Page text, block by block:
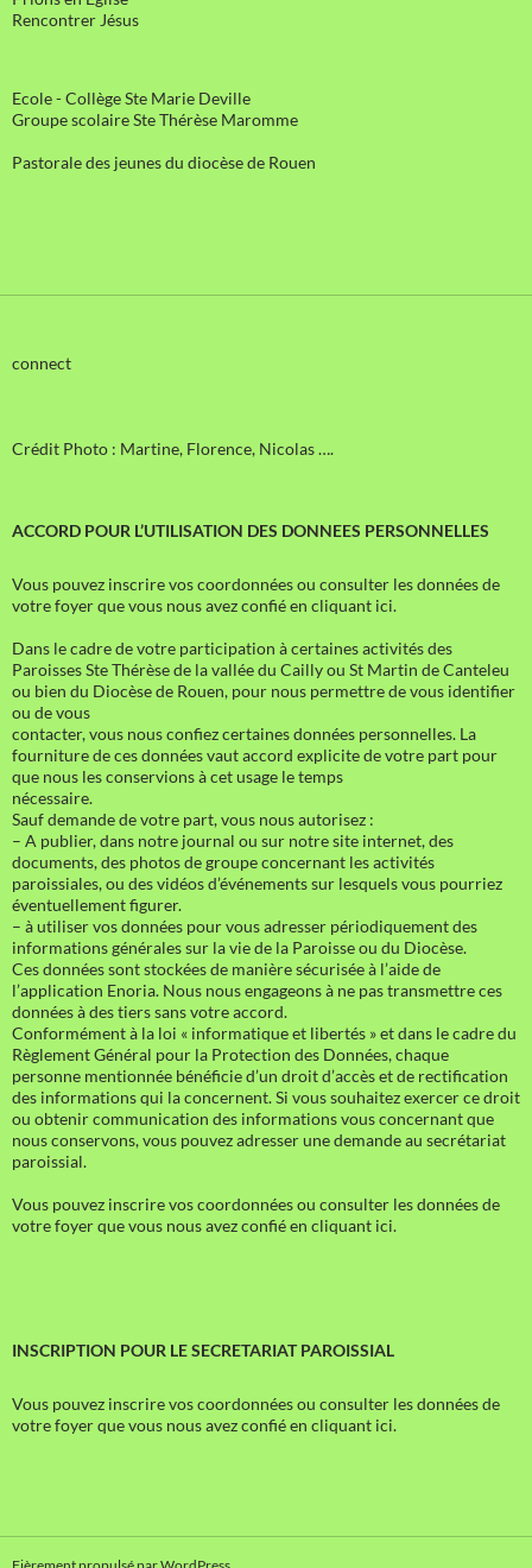
Rencontrer Jésus
Ecole - Collège Ste Marie Deville
Groupe scolaire Ste Thérèse Maromme
Pastorale des jeunes du diocèse de Rouen
connect
Crédit Photo : Martine, Florence, Nicolas ….
ACCORD POUR L’UTILISATION DES DONNEES PERSONNELLES
Vous pouvez inscrire vos coordonnées ou consulter les données de
votre foyer que vous nous avez confié en cliquant ici.
Dans le cadre de votre participation à certaines activités des
Paroisses Ste Thérèse de la vallée du Cailly ou St Martin de Canteleu
ou bien du Diocèse de Rouen, pour nous permettre de vous identifier
ou de vous
contacter, vous nous confiez certaines données personnelles. La
fourniture de ces données vaut accord explicite de votre part pour
que nous les conservions à cet usage le temps
nécessaire.
Sauf demande de votre part, vous nous autorisez :
– A publier, dans notre journal ou sur notre site internet, des
documents, des photos de groupe concernant les activités
paroissiales, ou des vidéos d’événements sur lesquels vous pourriez
éventuellement figurer.
– à utiliser vos données pour vous adresser périodiquement des
informations générales sur la vie de la Paroisse ou du Diocèse.
Ces données sont stockées de manière sécurisée à l’aide de
l’application Enoria. Nous nous engageons à ne pas transmettre ces
données à des tiers sans votre accord.
Conformément à la loi « informatique et libertés » et dans le cadre du
Règlement Général pour la Protection des Données, chaque
personne mentionnée bénéficie d’un droit d’accès et de rectification
des informations qui la concernent. Si vous souhaitez exercer ce droit
ou obtenir communication des informations vous concernant que
nous conservons, vous pouvez adresser une demande au secrétariat
paroissial.
Vous pouvez inscrire vos coordonnées ou consulter les données de
votre foyer que vous nous avez confié en cliquant ici.
INSCRIPTION POUR LE SECRETARIAT PAROISSIAL
Vous pouvez inscrire vos coordonnées ou consulter les données de
votre foyer que vous nous avez confié en cliquant ici.